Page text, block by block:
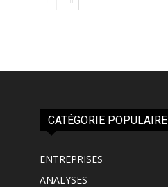
CATÉGORIE POPULAIRE
ENTREPRISES
ANALYSES